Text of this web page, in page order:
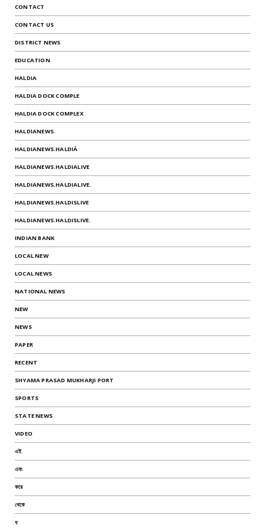
CONTACT
CONTACT US
DISTRICT NEWS
EDUCATION
HALDIA
HALDIA DOCK COMPLE
HALDIA DOCK COMPLEX
HALDIANEWS.
HALDIANEWS.HALDIÁ
HALDIANEWS.HALDIALIVE
HALDIANEWS.HALDIALIVE.
HALDIANEWS.HALDISLIVE
HALDIANEWS.HALDISLIVE.
INDIAN BANK
LOCAL NEW
LOCAL NEWS
NATIONAL NEWS
NEW
NEWS
PAPER
RECENT
SHYAMA PRASAD MUKHARJI PORT
SPORTS
STATE NEWS
VIDEO
এই
এবং
করে
থেকে
ধ